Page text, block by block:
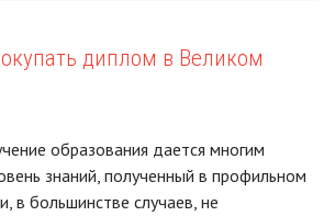
диплом в Великом
образования дается многим
знаний, полученный в профильном
в большинстве случаев, не